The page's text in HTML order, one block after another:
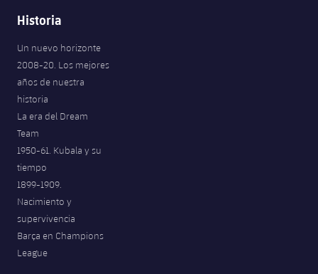
Historia
Un nuevo horizonte
2008-20. Los mejores
años de nuestra
historia
La era del Dream
Team
1950-61. Kubala y su
tiempo
1899-1909.
Nacimiento y
supervivencia
Barça en Champions
League